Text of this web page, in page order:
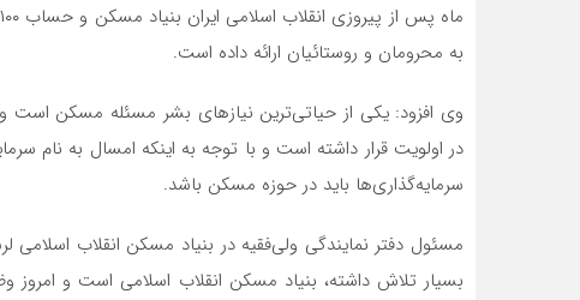
به محرومان و روستائیان ارائه داده است.
وی افزود: یکی از حیاتی‌ترین نیازهای بشر مسئله مسکن است
در اولویت قرار داشته است و با توجه به اینکه امسال به نام
سرمایه‌گذاری‌ها باید در حوزه مسکن باشد.
مسئول دفتر نمایندگی ولی‌فقیه در بنیاد مسکن انقلاب
بسیار تلاش داشته، بنیاد مسکن انقلاب اسلامی است و امروز